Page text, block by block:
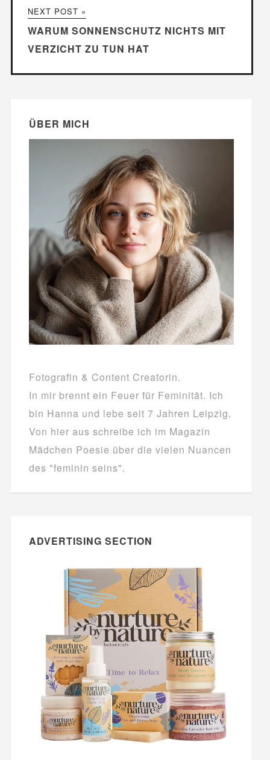
NEXT POST »
WARUM SONNENSCHUTZ NICHTS MIT
VERZICHT ZU TUN HAT
ÜBER MICH
Fotografin & Content Creatorin.
In mir brennt ein Feuer für Feminität. Ich
bin Hanna und lebe seit 7 Jahren Leipzig.
Von hier aus schreibe ich im Magazin
Mädchen Poesie über die vielen Nuancen
des "feminin seins".
ADVERTISING SECTION